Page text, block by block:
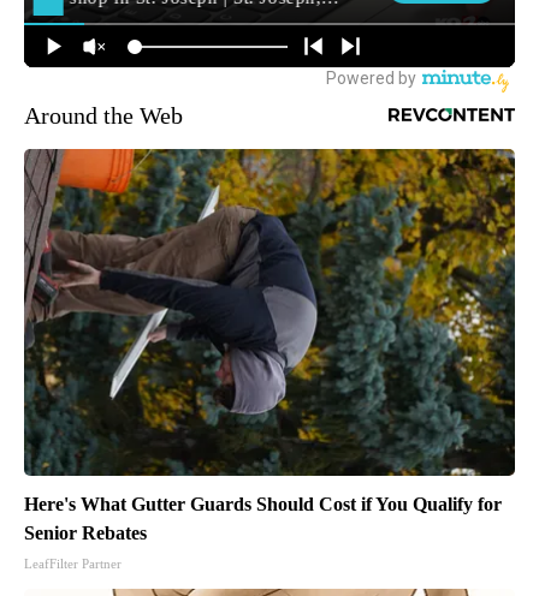
Around the Web
Here's What Gutter Guards Should Cost if You Qualify for
Senior Rebates
LeafFilter Partner